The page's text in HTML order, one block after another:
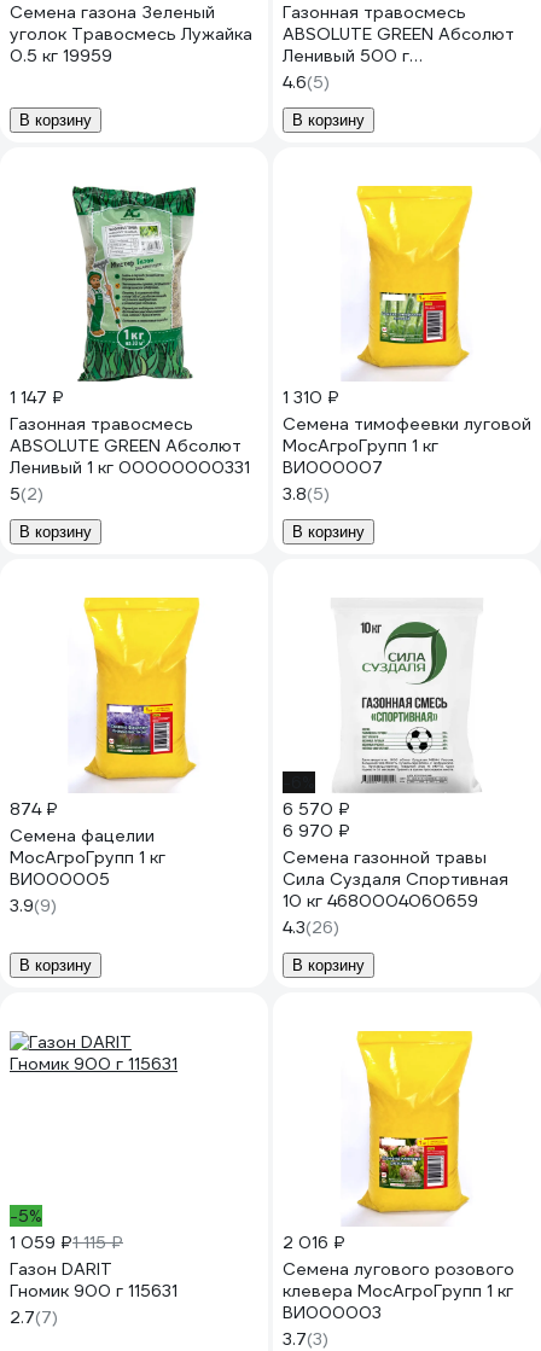
Семена газона Зеленый
уголок Травосмесь Лужайка
0.5 кг 19959
В корзину
Газонная травосмесь
ABSOLUTE GREEN Абсолют
Ленивый 500 г
00000000470
4.6(5)
В корзину
1 147 ₽
Газонная травосмесь
ABSOLUTE GREEN Абсолют
Ленивый 1 кг 00000000331
5(2)
В корзину
1 310 ₽
Семена тимофеевки луговой
МосАгроГрупп 1 кг
ВИ000007
3.8(5)
В корзину
874 ₽
Семена фацелии
МосАгроГрупп 1 кг
ВИ000005
3.9(9)
В корзину
6 570 ₽
6 970 ₽
Семена газонной травы
Сила Суздаля Спортивная
10 кг 4680004060659
4.3(26)
В корзину
-5%
1 059 ₽1 115 ₽
Газон DARIT
Гномик 900 г 115631
2.7(7)
2 016 ₽
Семена лугового розового
клевера МосАгроГрупп 1 кг
ВИ000003
3.7(3)